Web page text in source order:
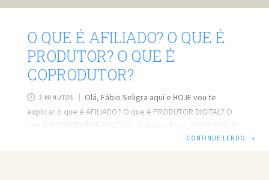
O QUE É AFILIADO? O QUE É
PRODUTOR? O QUE É
COPRODUTOR?
3 MINUTOS
Olá, Fábio Seligra aqui e HOJE vou te
explicar o que é AFILIADO? O que é PRODUTOR DIGITAL? O
que é COPRODUTOR DIGITAL? E quais são as VANTAGENS E
DESVANTAGENS entre cada um deles. O que é AFILIADO?
CONTINUE LENDO →